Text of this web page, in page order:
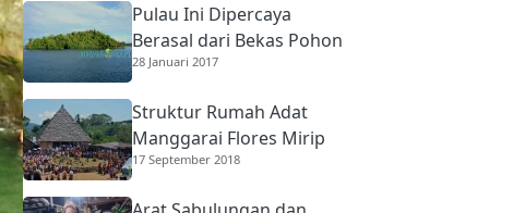
Pulau Ini Dipercaya
Berasal dari Bekas Pohon
Raksasa
28 Januari 2017
Struktur Rumah Adat
Manggarai Flores Mirip
Rumah Gadang
17 September 2018